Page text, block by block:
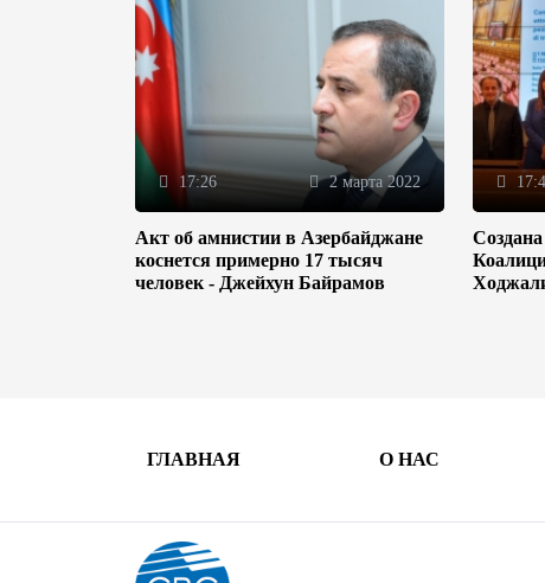
17:26 2 марта 2022
Акт об амнистии в Азербайджане
коснется примерно 17 тысяч
человек - Джейхун Байрамов
ГЛАВНАЯ О НАС